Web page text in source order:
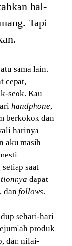
hal-
Tapi
sama lain.
cepat,
seok. Kau
handphone,
berkokok dan
harinya
aku masih
saat
dapat
, dan follows.
sehari-hari
produk
dan nilai-